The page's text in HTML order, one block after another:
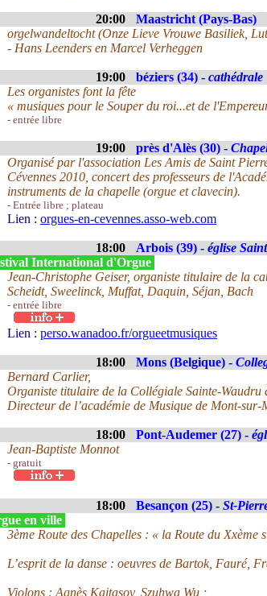
20:00 Maastricht (Pays-Bas)
orgelwandeltocht (Onze Lieve Vrouwe Basiliek,
- Hans Leenders en Marcel Verheggen
19:00 béziers (34) - cathédrale
Les organistes font la fête
« musiques pour le Souper du roi...et de
- entrée libre
19:00 près d'Alès (30) -
Organisé par l'association Les Amis de Saint
Cévennes 2010, concert des professeurs de
instruments de la chapelle (orgue et clavecin).
- Entrée libre ; plateau
Lien : orgues-en-cevennes.asso-web.com
18:00 Arbois (39) - église
International d'Orgue
Jean-Christophe Geiser, organiste titulaire de la
Scheidt, Sweelinck, Muffat, Daquin, Séjan, Bach
- entrée libre
Lien : perso.wanadoo.fr/orgueetmusiques
18:00 Mons (Belgique) -
Bernard Carlier,
Organiste titulaire de la Collégiale Sainte-Waudru
Directeur de l’académie de Musique de Mont-sur-
18:00 Pont-Audemer (27) -
Jean-Baptiste Monnot
- gratuit
18:00 Besançon (25) - St-
en ville
3ème Route des Chapelles : « la Route du Xxème
L’esprit de la danse : oeuvres de Bartok, Fauré,
Violons : Agnès Kaitasov, Szuhwa Wu ;